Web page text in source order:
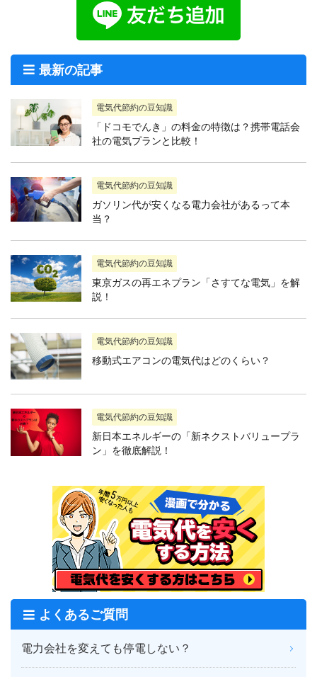
最新の記事
電気代節約の豆知識
「ドコモでんき」の料金の特徴は？携帯電話会
社の電気プランと比較！
電気代節約の豆知識
ガソリン代が安くなる電力会社があるって本
当？
電気代節約の豆知識
東京ガスの再エネプラン「さすてな電気」を解
説！
電気代節約の豆知識
移動式エアコンの電気代はどのくらい？
電気代節約の豆知識
新日本エネルギーの「新ネクストバリュープラ
ン」を徹底解説！
よくあるご質問
電力会社を変えても停電しない？